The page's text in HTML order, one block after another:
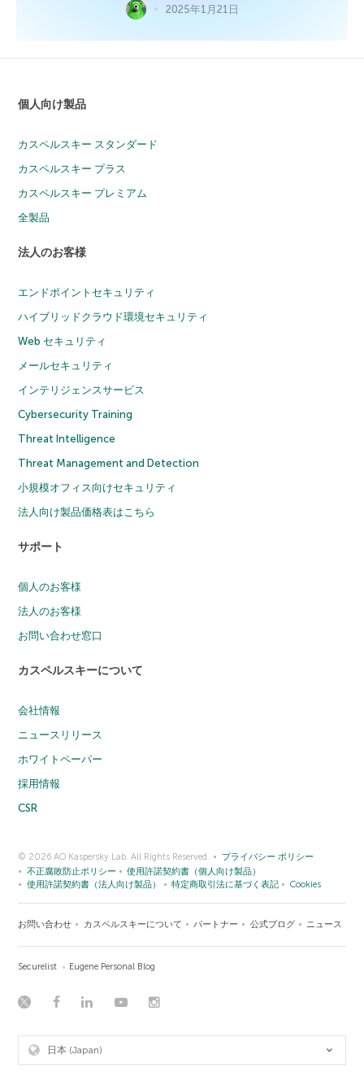
2025年1月21日
個人向け製品
カスペルスキー スタンダード
カスペルスキー プラス
カスペルスキー プレミアム
全製品
法人のお客様
エンドポイントセキュリティ
ハイブリッドクラウド環境セキュリティ
Web セキュリティ
メールセキュリティ
インテリジェンスサービス
Cybersecurity Training
Threat Intelligence
Threat Management and Detection
小規模オフィス向けセキュリティ
法人向け製品価格表はこちら
サポート
個人のお客様
法人のお客様
お問い合わせ窓口
カスペルスキーについて
会社情報
ニュースリリース
ホワイトペーパー
採用情報
CSR
© 2026 AO Kaspersky Lab. All Rights Reserved.
プライバシー ポリシー
不正腐敗防止ポリシー
使用許諾契約書（個人向け製品）
使用許諾契約書（法人向け製品）
特定商取引法に基づく表記 Cookies
お問い合わせ カスペルスキーについて パートナー 公式ブログ ニュース
Securelist Eugene Personal Blog
日本 (Japan)